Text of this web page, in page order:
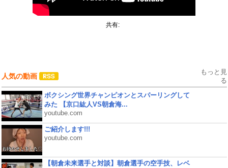
共有:
人気の動画
もっと見
る
ボクシング世界チャンピオンとスパーリングして
みた 【京口紘人VS朝倉海...
youtube.com
ご紹介します!!!
youtube.com
【朝倉未来選手と対談】朝倉選手の空手技、レベ